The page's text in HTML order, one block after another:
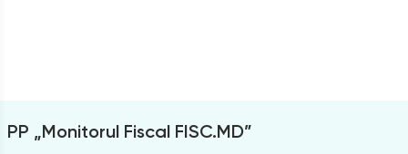
PP „Monitorul Fiscal FISC.MD”